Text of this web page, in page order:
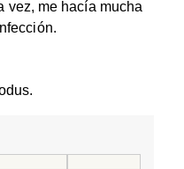
vez, me hacía mucha